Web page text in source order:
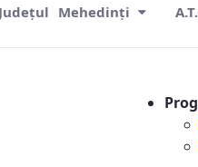
Județul Mehedinți